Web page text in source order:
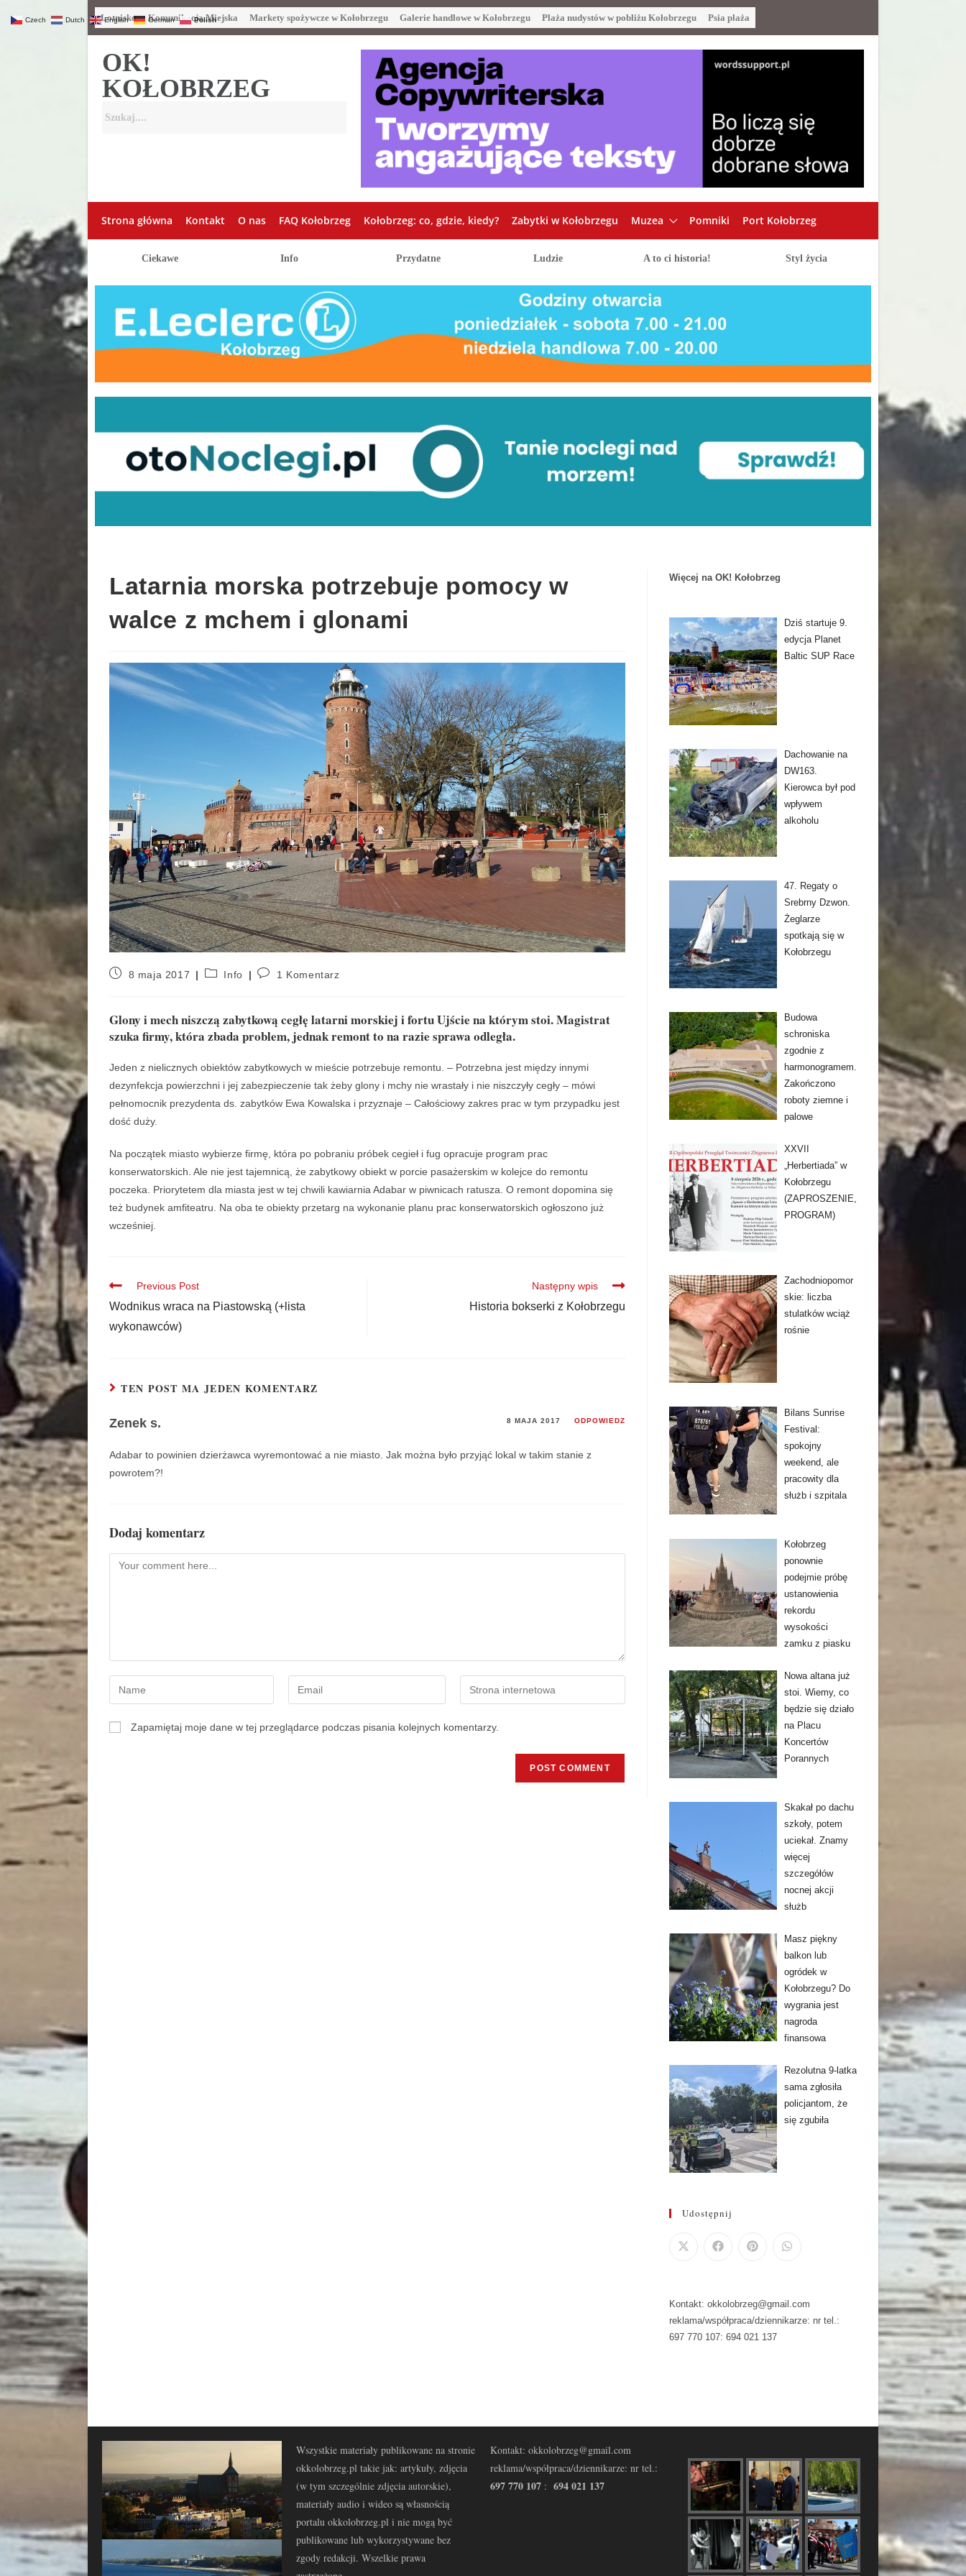
Lotnisko Komunikacja Miejska Markety spożywcze w Kołobrzegu Galerie handlowe w Kołobrzegu Plaża nudystów w pobliżu Kołobrzegu Psia plaża
OK!
KOŁOBRZEG
Strona główna Kontakt O nas FAQ Kołobrzeg Kołobrzeg: co, gdzie, kiedy? Zabytki w Kołobrzegu Muzea Pomniki Port Kołobrzeg
Ciekawe Info Przydatne Ludzie A to ci historia! Styl życia
Latarnia morska potrzebuje pomocy w
walce z mchem i glonami
8 maja 2017 Info 1 Komentarz
Glony i mech niszczą zabytkową cegłę latarni morskiej i fortu Ujście na którym stoi. Magistrat
szuka firmy, która zbada problem, jednak remont to na razie sprawa odległa.
Jeden z nielicznych obiektów zabytkowych w mieście potrzebuje remontu. – Potrzebna jest między innymi
dezynfekcja powierzchni i jej zabezpieczenie tak żeby glony i mchy nie wrastały i nie niszczyły cegły – mówi
pełnomocnik prezydenta ds. zabytków Ewa Kowalska i przyznaje – Całościowy zakres prac w tym przypadku jest
dość duży.
Na początek miasto wybierze firmę, która po pobraniu próbek cegieł i fug opracuje program prac
konserwatorskich. Ale nie jest tajemnicą, że zabytkowy obiekt w porcie pasażerskim w kolejce do remontu
poczeka. Priorytetem dla miasta jest w tej chwili kawiarnia Adabar w piwnicach ratusza. O remont dopomina się
też budynek amfiteatru. Na oba te obiekty przetarg na wykonanie planu prac konserwatorskich ogłoszono już
wcześniej.
Previous Post
Wodnikus wraca na Piastowską (+lista
wykonawców)
Następny wpis
Historia bokserki z Kołobrzegu
TEN POST MA JEDEN KOMENTARZ
Zenek s. 8 MAJA 2017 ODPOWIEDZ
Adabar to powinien dzierżawca wyremontować a nie miasto. Jak można było przyjąć lokal w takim stanie z
powrotem?!
Dodaj komentarz
Zapamiętaj moje dane w tej przeglądarce podczas pisania kolejnych komentarzy.
Więcej na OK! Kołobrzeg
Dziś startuje 9.
edycja Planet
Baltic SUP Race
Dachowanie na
DW163.
Kierowca był pod
wpływem
alkoholu
47. Regaty o
Srebrny Dzwon.
Żeglarze
spotkają się w
Kołobrzegu
Budowa
schroniska
zgodnie z
harmonogramem.
Zakończono
roboty ziemne i
palowe
XXVII
„Herbertiada” w
Kołobrzegu
(ZAPROSZENIE,
PROGRAM)
Zachodniopomor
skie: liczba
stulatków wciąż
rośnie
Bilans Sunrise
Festival:
spokojny
weekend, ale
pracowity dla
służb i szpitala
Kołobrzeg
ponownie
podejmie próbę
ustanowienia
rekordu
wysokości
zamku z piasku
Nowa altana już
stoi. Wiemy, co
będzie się działo
na Placu
Koncertów
Porannych
Skakał po dachu
szkoły, potem
uciekał. Znamy
więcej
szczegółów
nocnej akcji
służb
Masz piękny
balkon lub
ogródek w
Kołobrzegu? Do
wygrania jest
nagroda
finansowa
Rezolutna 9-latka
sama zgłosiła
policjantom, że
się zgubiła
Udostępnij
Kontakt: okkolobrzeg@gmail.com
reklama/współpraca/dziennikarze: nr tel.:
697 770 107: 694 021 137
Wszystkie materiały publikowane na stronie
okkolobrzeg.pl takie jak: artykuły, zdjęcia
(w tym szczególnie zdjęcia autorskie),
materiały audio i wideo są własnością
portalu okkolobrzeg.pl i nie mogą być
publikowane lub wykorzystywane bez
zgody redakcji. Wszelkie prawa
Kontakt: okkolobrzeg@gmail.com
reklama/współpraca/dziennikarze: nr tel.:
697 770 107 : 694 021 137
Czech Dutch English German Polish